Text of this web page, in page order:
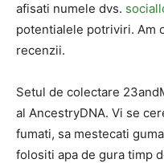
afisati numele dvs.
potentialele potriviri. Am
recenzii.
Setul de colectare
al AncestryDNA. Vi se
fumati, sa mestecati
folositi apa de gura timp